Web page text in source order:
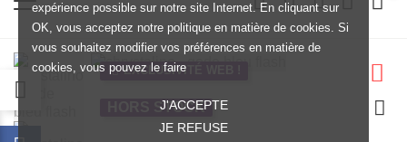
expérience possible sur notre site Internet. En cliquant sur
OK, vous acceptez notre politique en matière de cookies. Si
vous souhaitez modifier vos préférences en matière de
cookies, vous pouvez le faire
J'ACCEPTE
JE REFUSE
EXCLUSIVITÉ WEB !
HORS STOCK